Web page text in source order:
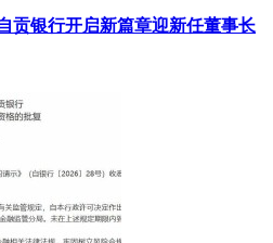
贡银行开启新篇章迎新任董事长